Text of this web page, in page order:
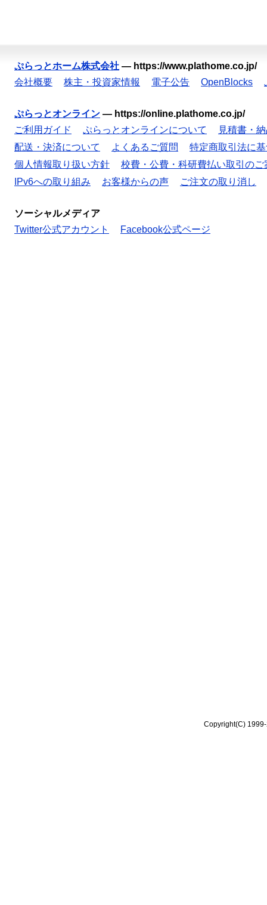
ぷらっとホーム株式会社 — https://www.plathome.co.jp/
会社概要
株主・投資家情報 電子公告 OpenBlocks
ぷらっとオンライン — https://online.plathome.co.jp/
ご利用ガイド
ぷらっとオンラインについて
見積書・
配送・決済について
よくあるご質問
特定商取引法に
個人情報取り扱い方針
校費・公費・科研費払い取引のご
IPv6への取り組み
お客様からの声 ご注文の取り消し
ソーシャルメディア
Twitter公式アカウント
Facebook公式ページ
Copyright(C)